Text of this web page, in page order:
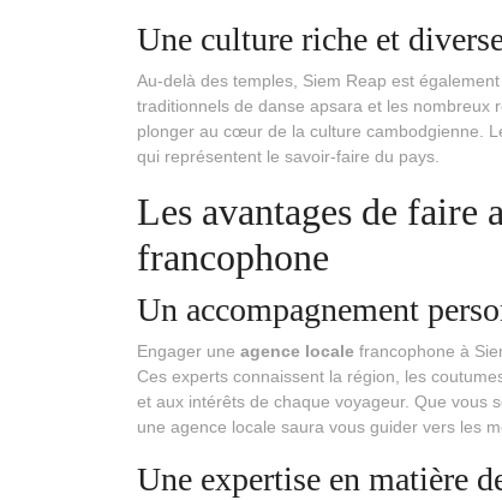
Une culture riche et
Au-delà des temples, Siem Reap est
traditionnels de danse apsara et les nombreux
plonger au cœur de la culture cambodgienne.
qui représentent le savoir-faire du pays.
Les avantages de faire
francophone
Un accompagnement
Engager une agence locale francophone à
Ces experts connaissent la région, les
et aux intérêts de chaque voyageur. Que vous
une agence locale saura vous guider vers les
Une expertise en matière